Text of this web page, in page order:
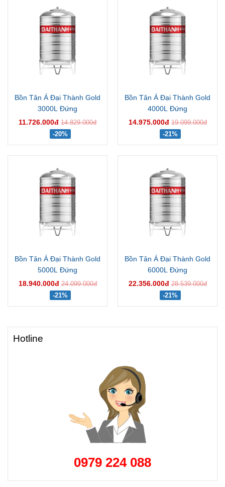
Bồn Tân Á Đại Thành Gold
3000L Đứng
11.726.000đ 14.829.000đ
-20%
Bồn Tân Á Đại Thành Gold
4000L Đứng
14.975.000đ 19.099.000đ
-21%
Bồn Tân Á Đại Thành Gold
5000L Đứng
18.940.000đ 24.099.000đ
-21%
Bồn Tân Á Đại Thành Gold
6000L Đứng
22.356.000đ 28.539.000đ
-21%
Hotline
0979 224 088